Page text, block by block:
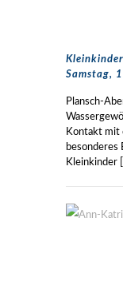
Samstag,
Plansch-
Kontakt mit
besonderes
Kleinkinder